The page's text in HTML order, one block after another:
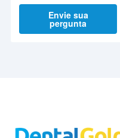
Envie sua
pergunta